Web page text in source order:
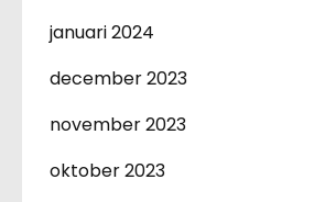
januari 2024
december 2023
november 2023
oktober 2023